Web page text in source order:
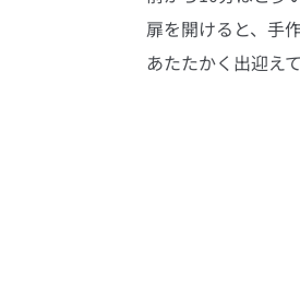
扉を開けると、手
あたたかく出迎え